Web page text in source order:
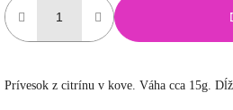
Prívesok z citrínu v kove. Váha cca 15g.